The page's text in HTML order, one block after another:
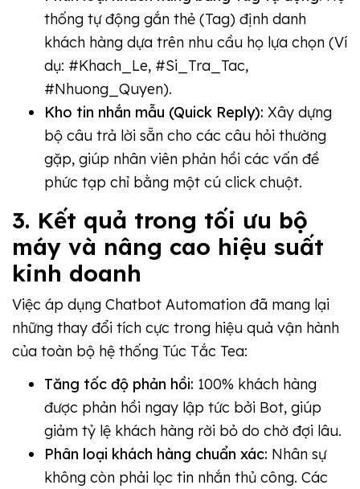
thống tự động gắn thẻ (Tag) định danh
khách hàng dựa trên nhu cầu họ lựa chọn (Ví
dụ: #Khach_Le, #Si_Tra_Tac,
#Nhuong_Quyen).
Kho tin nhắn mẫu (Quick Reply): Xây dựng
bộ câu trả lời sẵn cho các câu hỏi thường
gặp, giúp nhân viên phản hồi các vấn đề
phức tạp chỉ bằng một cú click chuột.
3. Kết quả trong tối ưu bộ
máy và nâng cao hiệu suất
kinh doanh
Việc áp dụng Chatbot Automation đã mang lại
những thay đổi tích cực trong hiệu quả vận hành
của toàn bộ hệ thống Túc Tắc Tea:
Tăng tốc độ phản hồi: 100% khách hàng
được phản hồi ngay lập tức bởi Bot, giúp
giảm tỷ lệ khách hàng rời bỏ do chờ đợi lâu.
Phân loại khách hàng chuẩn xác: Nhân sự
không còn phải lọc tin nhắn thủ công. Các